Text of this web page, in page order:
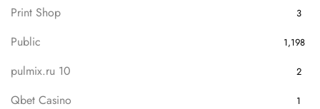
Print Shop 3
Public 1,198
pulmix.ru 10 2
Qbet Casino 1